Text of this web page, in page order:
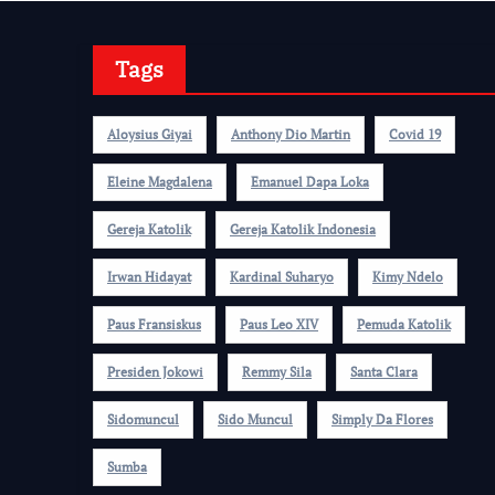
Tags
Aloysius Giyai Anthony Dio Martin Covid 19
Eleine Magdalena Emanuel Dapa Loka
Gereja Katolik Gereja Katolik Indonesia
Irwan Hidayat Kardinal Suharyo Kimy Ndelo
Paus Fransiskus Paus Leo XIV Pemuda Katolik
Presiden Jokowi Remmy Sila Santa Clara
Sidomuncul Sido Muncul Simply Da Flores
Sumba